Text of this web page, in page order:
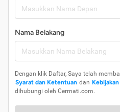
Nama Belakang
Dengan klik Daftar, Saya telah
Syarat dan Ketentuan dan
dihubungi oleh Cermati.com.